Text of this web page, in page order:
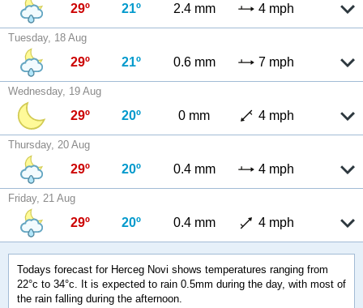
29º 21º 2.4 mm 4 mph
Tuesday, 18 Aug
29º 21º 0.6 mm 7 mph
Wednesday, 19 Aug
29º 20º 0 mm 4 mph
Thursday, 20 Aug
29º 20º 0.4 mm 4 mph
Friday, 21 Aug
29º 20º 0.4 mm 4 mph
Todays forecast for Herceg Novi shows temperatures ranging from
22°c to 34°c. It is expected to rain 0.5mm during the day, with most of
the rain falling during the afternoon.